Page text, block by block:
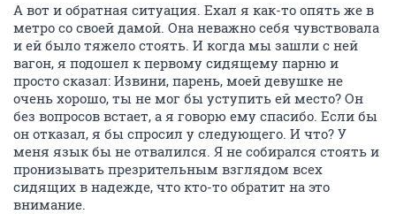
А вот и обратная ситуация. Ехал я как-то опять же в
метро со своей дамой. Она неважно себя чувствовала
и ей было тяжело стоять. И когда мы зашли с ней
вагон, я подошел к первому сидящему парню и
просто сказал: Извини, парень, моей девушке не
очень хорошо, ты не мог бы уступить ей место? Он
без вопросов встает, а я говорю ему спасибо. Если бы
он отказал, я бы спросил у следующего. И что? У
меня язык бы не отвалился. Я не собирался стоять и
пронизывать презрительным взглядом всех
сидящих в надежде, что кто-то обратит на это
внимание.